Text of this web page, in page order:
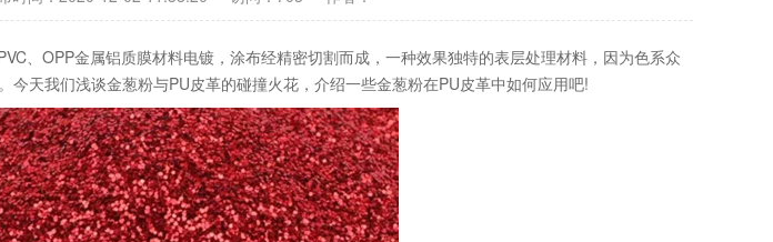
、OPP金属铝质膜材料电镀，涂布经精密切割而成，一种效果独特的表层处理材料，因为色系众
今天我们浅谈金葱粉与PU皮革的碰撞火花，介绍一些金葱粉在PU皮革中如何应用吧!